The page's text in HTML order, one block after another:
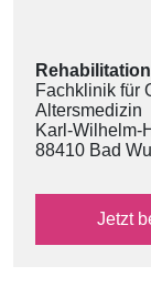
Fachklinik für
Altersmedizin
Karl-Wilhelm-
88410 Bad
Jetzt